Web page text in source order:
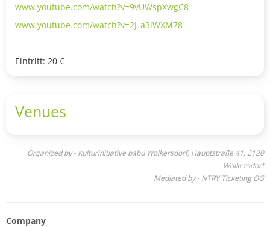
www.youtube.com/watch?v=9vUWspXwgC8
www.youtube.com/watch?v=2J_a3lWXM78
Eintritt: 20 €
Venues
Organized by - Kulturinitiative babü Wolkersdorf, Hauptstraße 41, 2120
Wolkersdorf
Mediated by - NTRY Ticketing OG
Company